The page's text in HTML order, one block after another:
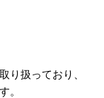
り扱っており、
。